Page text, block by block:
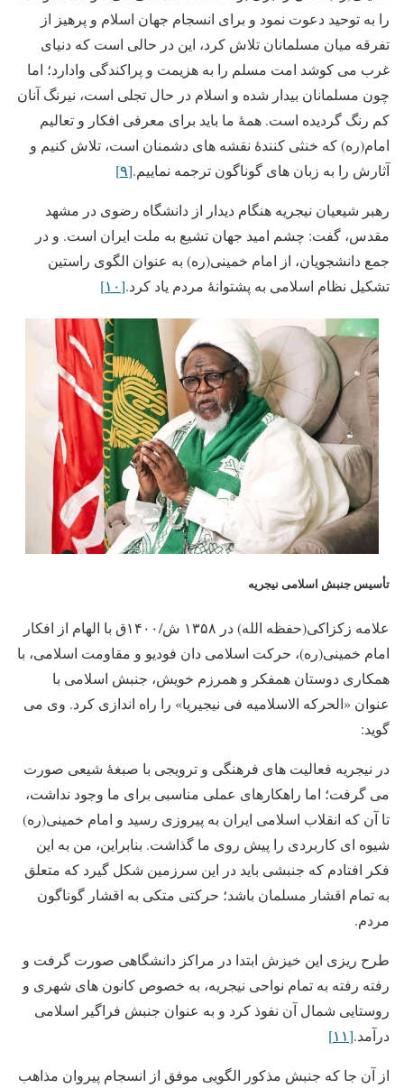
را به توحید دعوت نمود و برای انسجام جهان اسلام و پرهیز از
تفرقه میان مسلمانان تلاش کرد، این در حالی است که دنیای
غرب می کوشد امت مسلم را به هزیمت و پراکندگی وادارد؛ اما
چون مسلمانان بیدار شده و اسلام در حال تجلی است، نیرنگ آنان
کم رنگ گردیده است. همۀ ما باید برای معرفی افکار و تعالیم
امام(ره) که خنثی کنندۀ نقشه های دشمنان است، تلاش کنیم و
آثارش را به زبان های گوناگون ترجمه نماییم.[۹]
رهبر شیعیان نیجریه هنگام دیدار از دانشگاه رضوی در مشهد
مقدس، گفت: چشم امید جهان تشیع به ملت ایران است. و در
جمع دانشجویان، از امام خمینی(ره) به عنوان الگوی راستین
تشکیل نظام اسلامی به پشتوانۀ مردم یاد کرد.[۱۰]
تأسیس جنبش اسلامی نیجریه
علامه زکزاکی(حفظه الله) در ۱۳۵۸ ش/۱۴۰۰ق با الهام از افکار
امام خمینی(ره)، حرکت اسلامی دان فودیو و مقاومت اسلامی، با
همکاری دوستان همفکر و همرزم خویش، جنبش اسلامی با
عنوان «الحرکه الاسلامیه فی نیجیریا» را راه اندازی کرد. وی می
گوید:
در نیجریه فعالیت های فرهنگی و ترویجی با صبغۀ شیعی صورت
می گرفت؛ اما راهکارهای عملی مناسبی برای ما وجود نداشت،
تا آن که انقلاب اسلامی ایران به پیروزی رسید و امام خمینی(ره)
شیوه ای کاربردی را پیش روی ما گذاشت. بنابراین، من به این
فکر افتادم که جنبشی باید در این سرزمین شکل گیرد که متعلق
به تمام اقشار مسلمان باشد؛ حرکتی متکی به اقشار گوناگون
مردم.
طرح ریزی این خیزش ابتدا در مراکز دانشگاهی صورت گرفت و
رفته رفته به تمام نواحی نیجریه، به خصوص کانون های شهری و
روستایی شمال آن نفوذ کرد و به عنوان جنبش فراگیر اسلامی
درآمد.[۱۱]
از آن جا که جنبش مذکور الگویی موفق از انسجام پیروان مذاهب